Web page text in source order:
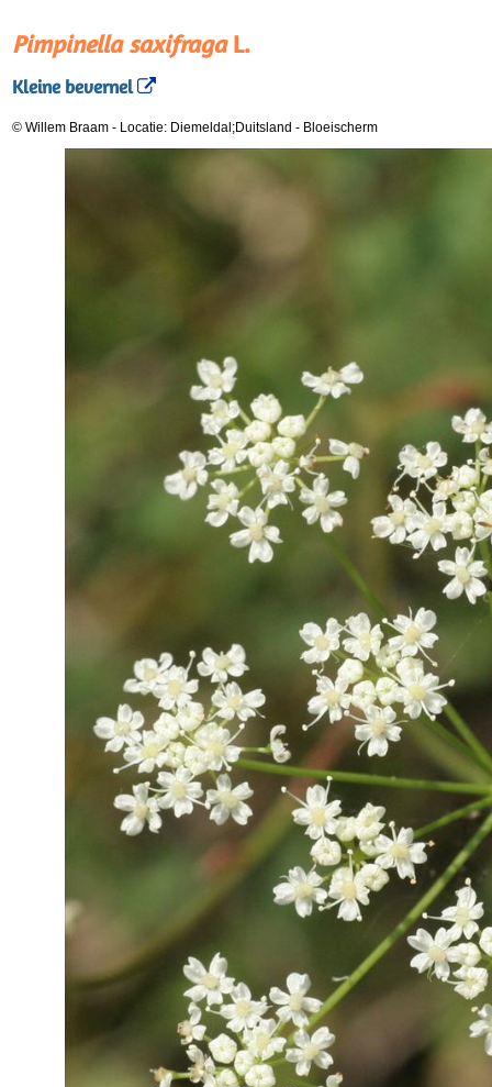
Pimpinella saxifragaL.
Kleine bevernel
© Willem Braam - Locatie: Diemeldal;Duitsland - Bloeischerm